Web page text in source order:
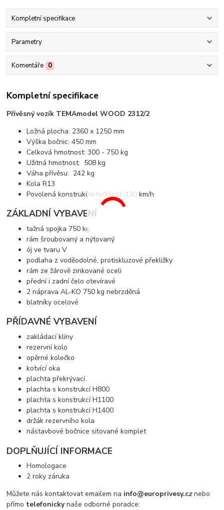
Kompletní specifikace
Parametry
Komentáře 0
Kompletní specifikace
Přívěsný vozík TEMAmodel WOOD 2312/2
Ložná plocha: 2360 x 1250 mm
Výška bočnic: 450 mm
Celková hmotnost: 300 - 750 kg
Užitná hmotnost: 508 kg
Váha přívěsu: 242 kg
Kola R13
Povolená konstrukční rychlost: 130 km/h
ZÁKLADNÍ VYBAVENÍ
tažná spojka 750 kg
rám šroubovaný a nýtovaný
ój ve tvaru V
podlaha z voděodolné, protiskluzové překližky
rám ze žárově zinkované oceli
přední i zadní čelo otevíravé
2 náprava AL-KO 750 kg nebrzděná
blatníky ocelové
PŘÍDAVNÉ VYBAVENÍ
zakládací klíny
rezervní kolo
opěrné kolečko
kotvící oka
plachta překrývací
plachta s konstrukcí H800
plachta s konstrukcí H1100
plachta s konstrukcí H1400
držák rezervního kola
nástavbové bočnice siťované komplet
DOPLŇUJÍCÍ INFORMACE
Homologace
2 roky záruka
Můžete nás kontaktovat emailem na info@europrivesy.cznebo
přímo telefonickynaše odborné poradce: